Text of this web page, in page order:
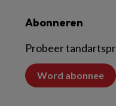
Abonneren
Probeer
Word abonnee